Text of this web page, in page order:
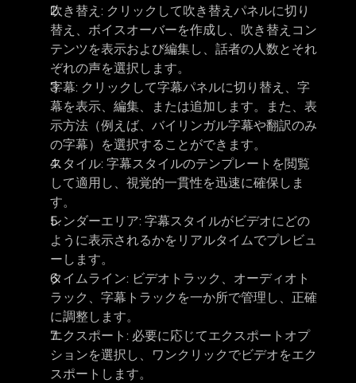
吹き替え: クリックして吹き替えパネルに切り
替え、ボイスオーバーを作成し、吹き替えコン
テンツを表示および編集し、話者の人数とそれ
ぞれの声を選択します。
字幕: クリックして字幕パネルに切り替え、字
幕を表示、編集、または追加します。また、表
示方法（例えば、バイリンガル字幕や翻訳のみ
の字幕）を選択することができます。
スタイル: 字幕スタイルのテンプレートを閲覧
して適用し、視覚的一貫性を迅速に確保しま
す。
レンダーエリア: 字幕スタイルがビデオにどの
ように表示されるかをリアルタイムでプレビュ
ーします。
タイムライン: ビデオトラック、オーディオト
ラック、字幕トラックを一か所で管理し、正確
に調整します。
エクスポート: 必要に応じてエクスポートオプ
ションを選択し、ワンクリックでビデオをエク
スポートします。